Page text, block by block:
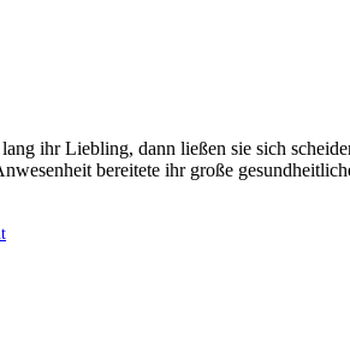
ihr Liebling, dann ließen sie sich
bereitete ihr große